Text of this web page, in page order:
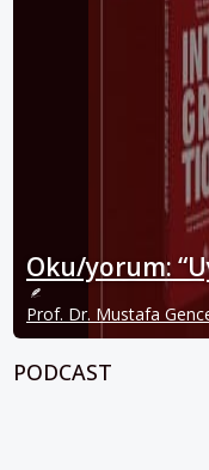
Oku/yorum:
Prof. Dr. Mustafa
PODCAST